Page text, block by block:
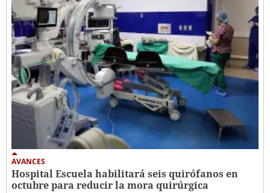
AVANCES
Hospital Escuela habilitará seis quirófanos en
octubre para reducir la mora quirúrgica